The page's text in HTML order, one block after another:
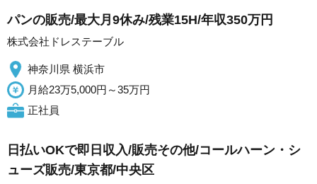
パンの販売/最大月9休み/残業15H/年収350万円
株式会社ドレステーブル
神奈川県 横浜市
月給23万5,000円～35万円
正社員
日払いOKで即日収入/販売その他/コールハーン・シ
ューズ販売/東京都/中央区